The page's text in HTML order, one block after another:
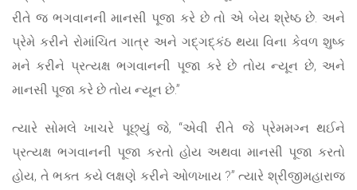
રીતે જ ભગવાનની માનસી પૂજા કરે છે તો એ બેય શ્રેષ્ઠ છે. અને
પ્રેમે કરીને રોમાંચિત ગાત્ર અને ગદ્ગદ્કંઠ થયા વિના કેવળ શુષ્ક
મને કરીને પ્રત્યક્ષ ભગવાનની પૂજા કરે છે તોય ન્યૂન છે, અને
માનસી પૂજા કરે છે તોય ન્યૂન છે.”
ત્યારે સોમલે ખાચરે પૂછ્યું જે, “એવી રીતે જે પ્રેમમગ્ન થઈને
પ્રત્યક્ષ ભગવાનની પૂજા કરતો હોય અથવા માનસી પૂજા કરતો
હોય, તે ભક્ત કયે લક્ષણે કરીને ઓળખાય ?” ત્યારે શ્રીજીમહારાજ